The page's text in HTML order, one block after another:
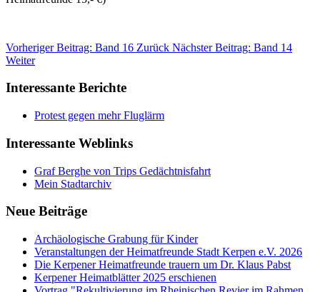
Vorheriger Beitrag: Band 16 Zurück Nächster Beitrag: Band 14
Weiter
Interessante Berichte
Protest gegen mehr Fluglärm
Interessante Weblinks
Graf Berghe von Trips Gedächtnisfahrt
Mein Stadtarchiv
Neue Beiträge
Archäologische Grabung für Kinder
Veranstaltungen der Heimatfreunde Stadt Kerpen e.V. 2026
Die Kerpener Heimatfreunde trauern um Dr. Klaus Pabst
Kerpener Heimatblätter 2025 erschienen